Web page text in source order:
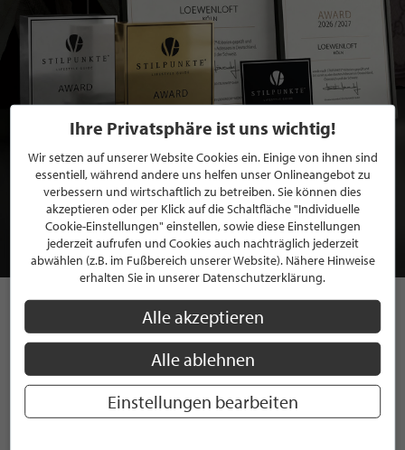
BEWERBEN SIE SICH FÜR EINE GRATIS
MITGLIEDSCHAFT BEI STILPUNKTE®
JETZT GRATIS BEWERBEN
STILPUNKTE AUF
INSTAGRAM
Ihre Privatsphäre ist uns wichtig!
Wir setzen auf unserer Website Cookies ein. Einige von ihnen sind
essentiell, während andere uns helfen unser Onlineangebot zu
verbessern und wirtschaftlich zu betreiben. Sie können dies
akzeptieren oder per Klick auf die Schaltfläche "Individuelle
Cookie-Einstellungen" einstellen, sowie diese Einstellungen
jederzeit aufrufen und Cookies auch nachträglich jederzeit
abwählen (z.B. im Fußbereich unserer Website). Nähere Hinweise
erhalten Sie in unserer Datenschutzerklärung.
Alle akzeptieren
Alle ablehnen
Einstellungen bearbeiten